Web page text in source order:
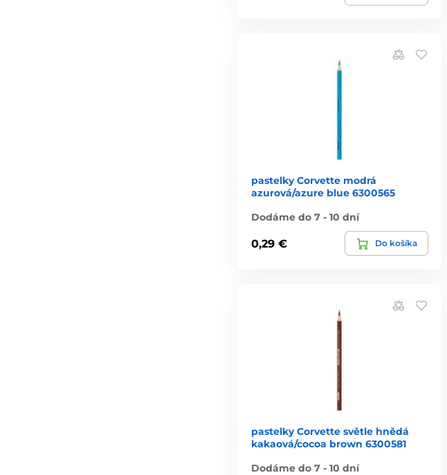
pastelky Corvette modrá
azurová/azure blue 6300565
Dodáme do 7 - 10 dní
0,29 € Do košíka
pastelky Corvette světle hnědá
kakaová/cocoa brown 6300581
Dodáme do 7 - 10 dní